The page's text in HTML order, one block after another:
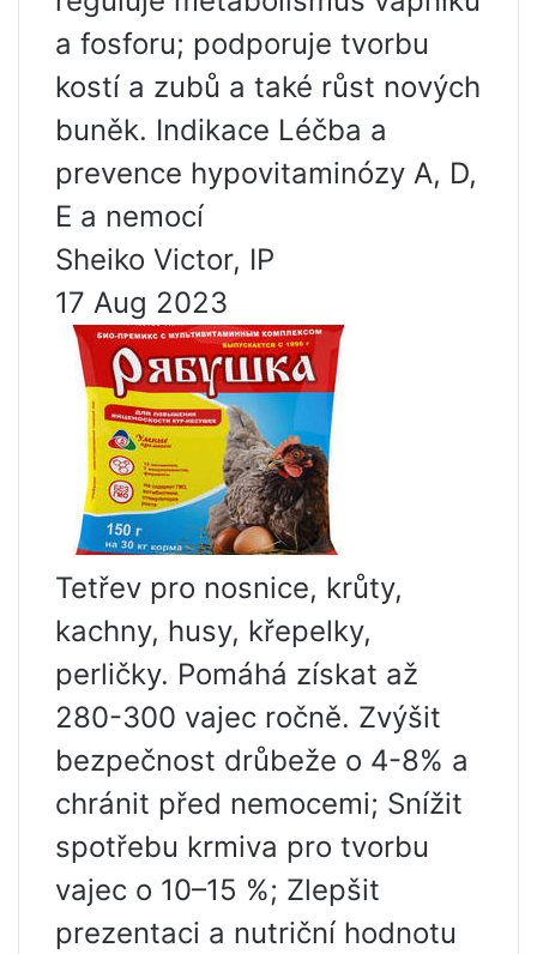
a fosforu; podporuje tvorbu
kostí a zubů a také růst nových
buněk. Indikace Léčba a
prevence hypovitaminózy A, D,
E a nemocí
Sheiko Victor, IP
17 Aug 2023
Tetřev pro nosnice, krůty,
kachny, husy, křepelky,
perličky. Pomáhá získat až
280-300 vajec ročně. Zvýšit
bezpečnost drůbeže o 4-8% a
chránit před nemocemi; Snížit
spotřebu krmiva pro tvorbu
vajec o 10–15 %; Zlepšit
prezentaci a nutriční hodnotu